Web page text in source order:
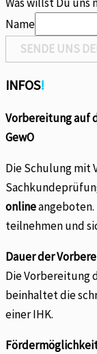
mitteilen?
Name
SENDE UNS
INFOS!
Vorbereitung auf
GewO
Die Schulung mit
onlineangeboten.
teilnehmen und
Dauer der
Die Vorbereitung
beinhaltet die
einer IHK.